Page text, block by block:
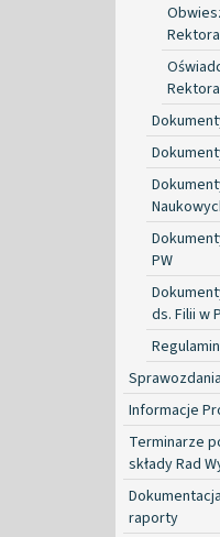
Rektora
Rektora
PW
ds. Filii w
Sprawozdania
Informacje
Terminarze
składy Rad
raporty